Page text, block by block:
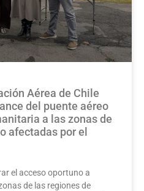
Aérea de Chile
del puente aéreo
a las zonas de
afectadas por el
el acceso oportuno a
de las regiones de